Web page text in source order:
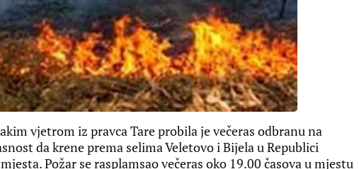
vjetrom iz pravca Tare probila je večeras odbranu na
da krene prema selima Veletovo i Bijela u Republici
Požar se rasplamsao večeras oko 19.00 časova u mjestu